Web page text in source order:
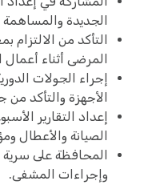
الجديدة
التأكد من الالتزام
المرضى أثناء أعمال
إجراء الجولات
الأجهزة والتأكد من
إعداد التقارير
الصيانة والأعطال
المحافظة على سرية
وإجراءات المشفى.